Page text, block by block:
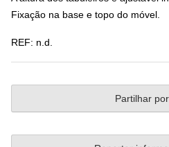
Fixação na base e topo do móvel.
REF: n.d.
Partilhar